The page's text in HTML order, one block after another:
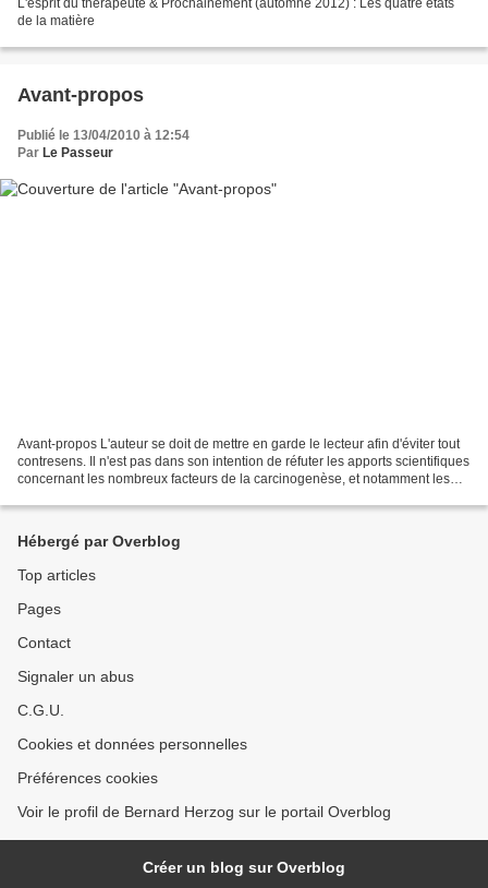
de la matière
Avant-propos
Publié le 13/04/2010 à 12:54
Par Le Passeur
Avant-propos L'auteur se doit de mettre en garde le lecteur afin d'éviter tout
contresens. Il n'est pas dans son intention de réfuter les apports scientifiques
concernant les nombreux facteurs de la carcinogenèse, et notamment les
Hébergé par Overblog
Top articles
Pages
Contact
Signaler un abus
C.G.U.
Cookies et données personnelles
Préférences cookies
Voir le profil de Bernard Herzog sur le portail Overblog
Créer un blog sur Overblog